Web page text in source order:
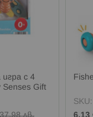
с 4
Senses Gift
37,98 лв.
SKU:
6,13